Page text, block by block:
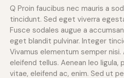
Q Proin faucibus nec mauris a
tincidunt. Sed eget viverra
Fusce sodales augue a
eget blandit pulvinar. Integer
Vivamus elementum semper
eleifend tellus. Aenean leo
vitae, eleifend ac, enim. Sed ut